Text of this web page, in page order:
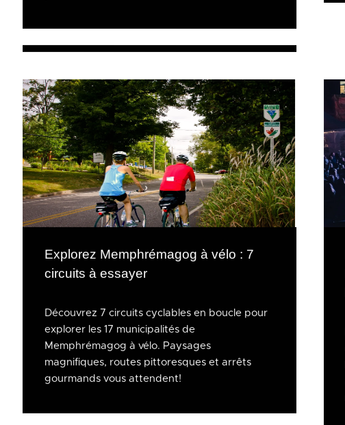
Explorez Memphrémagog à vélo : 7
circuits à essayer
Découvrez 7 circuits cyclables en boucle pour
explorer les 17 municipalités de
Memphrémagog à vélo. Paysages
magnifiques, routes pittoresques et arrêts
gourmands vous attendent!